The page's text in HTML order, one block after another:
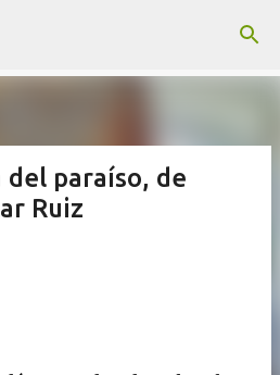
principal
del paraíso, de
Ruiz